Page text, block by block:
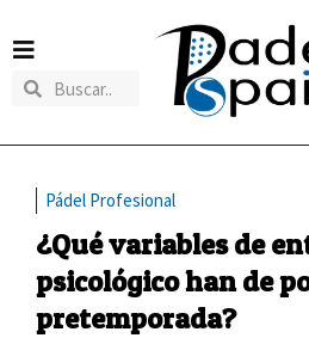
Pádel Profesional
¿Qué variables de
psicológico han de
pretemporada?